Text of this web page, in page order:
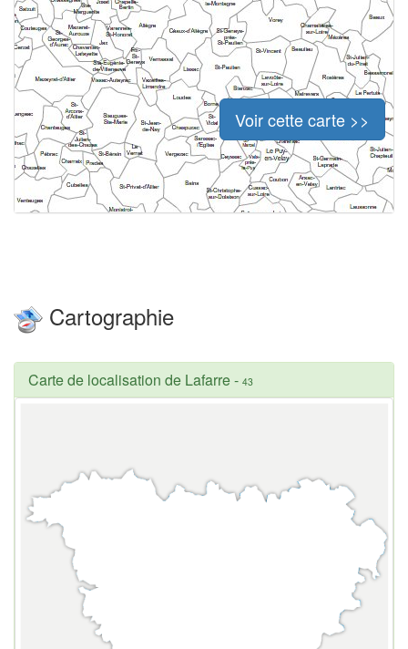
Voir cette carte >>
Cartographie
Carte de localisation de Lafarre- 43